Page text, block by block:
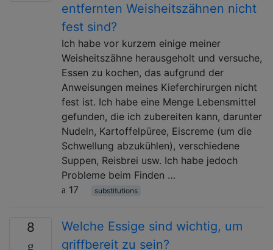
entfernten Weisheitszähnen nicht
fest sind?
Ich habe vor kurzem einige meiner
Weisheitszähne herausgeholt und versuche,
Essen zu kochen, das aufgrund der
Anweisungen meines Kieferchirurgen nicht
fest ist. Ich habe eine Menge Lebensmittel
gefunden, die ich zubereiten kann, darunter
Nudeln, Kartoffelpüree, Eiscreme (um die
Schwellung abzukühlen), verschiedene
Suppen, Reisbrei usw. Ich habe jedoch
Probleme beim Finden …
17
substitutions
8
Welche Essige sind wichtig, um
griffbereit zu sein?